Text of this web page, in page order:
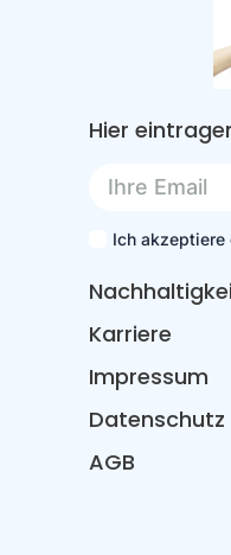
Hier
Email
Ich akzeptiere
Karriere
Impressum
Datenschutz
AGB